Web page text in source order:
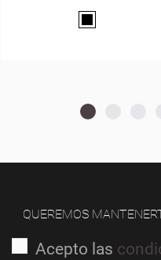
QUEREMOS
Acepto las